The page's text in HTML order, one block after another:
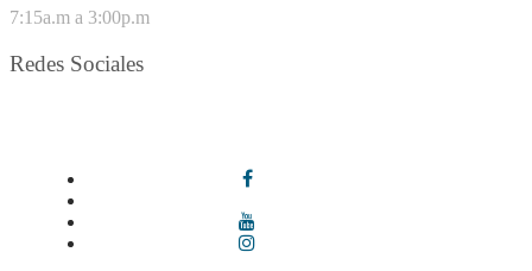
7:15a.m a 3:00p.m
Redes Sociales